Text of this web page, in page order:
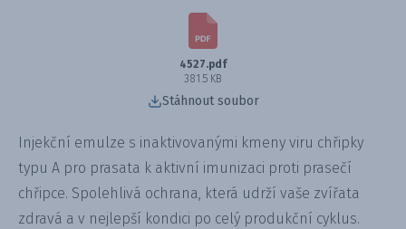
4527.pdf
381.5 KB
Stáhnout soubor
Injekční emulze s inaktivovanými kmeny viru chřipky
typu A pro prasata k aktivní imunizaci proti prasečí
chřipce. Spolehlivá ochrana, která udrží vaše zvířata
zdravá a v nejlepší kondici po celý produkční cyklus.